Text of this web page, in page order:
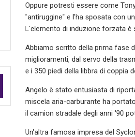
Oppure potresti essere come
"antiruggine" e l'ha sposata con
L'elemento di induzione forzata è
Abbiamo scritto della prima fase
miglioramenti, dal servo della
e i 350 piedi della libbra di coppia
Angelo è stato entusiasta di
miscela aria-carburante ha
il camion stradale degli anni '90
Un'altra famosa impresa del